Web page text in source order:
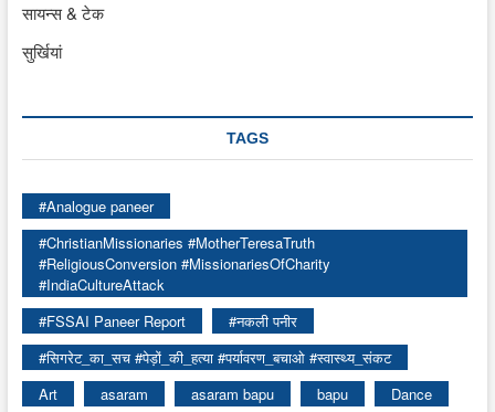
सायन्स & टेक
सुर्खियां
TAGS
#Analogue paneer
#ChristianMissionaries #MotherTeresaTruth
#ReligiousConversion #MissionariesOfCharity
#IndiaCultureAttack
#FSSAI Paneer Report
#नकली पनीर
#सिगरेट_का_सच #पेड़ों_की_हत्या #पर्यावरण_बचाओ #स्वास्थ्य_संकट
Art
asaram asaram bapu bapu
Dance